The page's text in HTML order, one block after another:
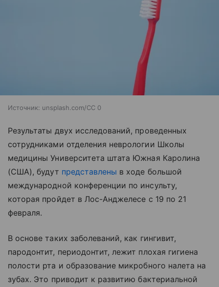
Источник: unsplash.com/CC 0
Результаты двух исследований, проведенных
сотрудниками отделения неврологии Школы
медицины Университета штата Южная Каролина
(США), будут представлены в ходе большой
международной конференции по инсульту,
которая пройдет в Лос-Анджелесе с 19 по 21
февраля.
В основе таких заболеваний, как гингивит,
пародонтит, периодонтит, лежит плохая гигиена
полости рта и образование микробного налета на
зубах. Это приводит к развитию бактериальной